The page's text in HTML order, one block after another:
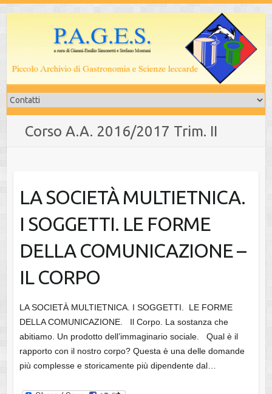
Corso A.A. 2016/2017 Trim. II
LA SOCIETÀ MULTIETNICA.
I SOGGETTI. LE FORME
DELLA COMUNICAZIONE –
IL CORPO
LA SOCIETÀ MULTIETNICA. I SOGGETTI. LE FORME
DELLA COMUNICAZIONE. Il Corpo. La sostanza che
abitiamo. Un prodotto dell’immaginario sociale. Qual è il
rapporto con il nostro corpo? Questa è una delle domande
più complesse e storicamente più dipendente dal…